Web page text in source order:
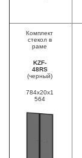
Комплект
стекол в
раме
KZF-
48RS
(черный)
784х20х1
564